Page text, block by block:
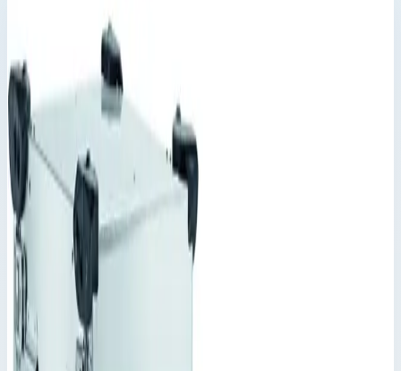
Ящики и модульные системы
Футляры Zarges
Корпус Mitraset 19"
Корпус Mitraset Racklite Basic 19" Zarges 4 HE/U
586х568х270,5 мм 45954
Корпус Mitraset 19" Артикул:45954
Корпус Mitraset Racklite Basic 19"
Zarges 4 HE/U 586х568х270,5 мм 45954
Производитель: Zarges; Артикул: 45954; Наружный размер:
586 x 568 x 270,5 мм; Вес: 9,80 кг
Корпус Mitraset 19"